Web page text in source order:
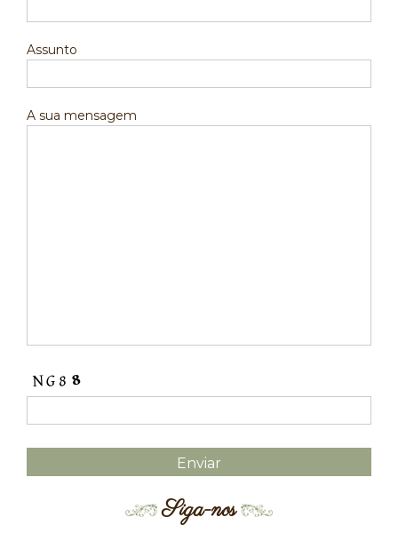
Assunto
A sua mensagem
Siga-nos